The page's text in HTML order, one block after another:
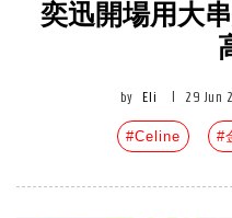
奕迅開場用大
by Eli 29 Jun
#Celine #